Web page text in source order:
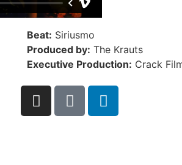
Beat: Siriusmo
Produced by: The Krauts
Executive Production: Crack